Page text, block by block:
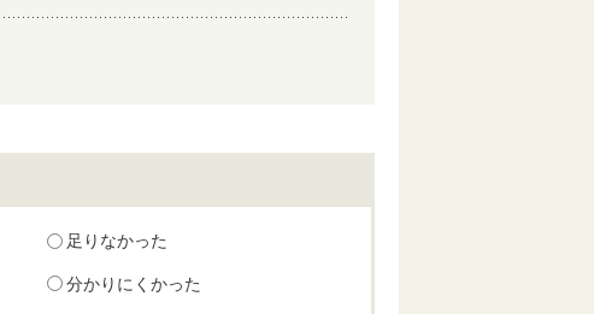
足りなかった
分かりにくかった